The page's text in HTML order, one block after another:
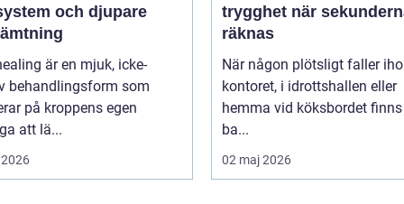
och djupare
är en mjuk, icke-
behandlingsform som
på kroppens egen
att lä...
trygghet när
räknas
När någon plötsligt faller
kontoret, i idrottshallen eller
hemma vid köksbordet
ba...
02 maj 2026